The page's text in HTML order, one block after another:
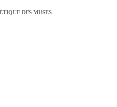
DES MUSES